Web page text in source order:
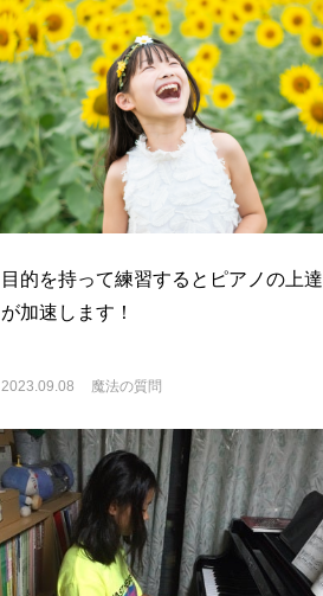
目的を持って練習するとピアノの上達
が加速します！
2023.09.08 魔法の質問